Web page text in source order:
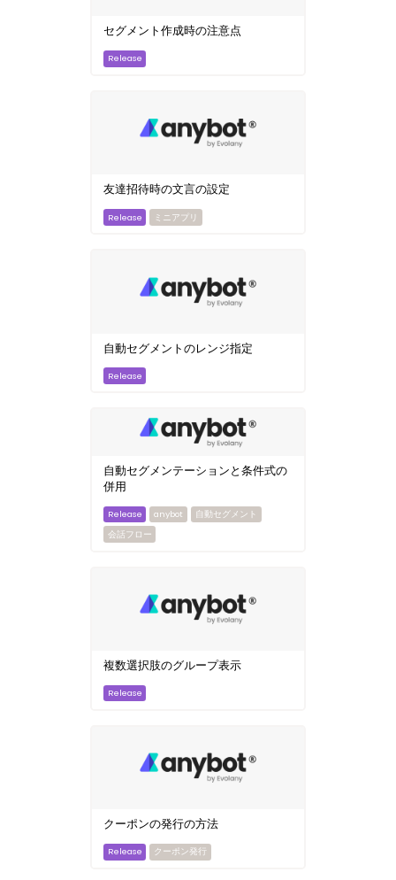
セグメント作成時の注意点
友達招待時の文言の設定
ミニアプリ
自動セグメントのレンジ指定
自動セグメンテーションと条件式の
併用
anybot
自動セグメント
会話フロー
複数選択肢のグループ表示
クーポンの発行の方法
クーポン発行